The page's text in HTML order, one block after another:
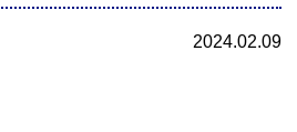
2024.02.09